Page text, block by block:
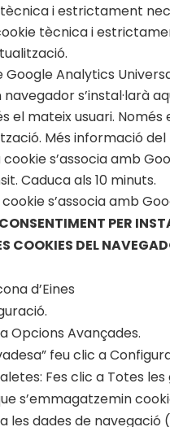
i estrictament
tècnica i
Google Analytics
navegador s’instal·larà
el mateix usuari.
Més informació
cookie s’associa amb
Caduca als 10 minuts.
s’associa amb
PER
COOKIES DEL
d’Eines
Opcions Avançades.
feu clic a
Fes clic a Totes
s’emmagatzemin
les dades de